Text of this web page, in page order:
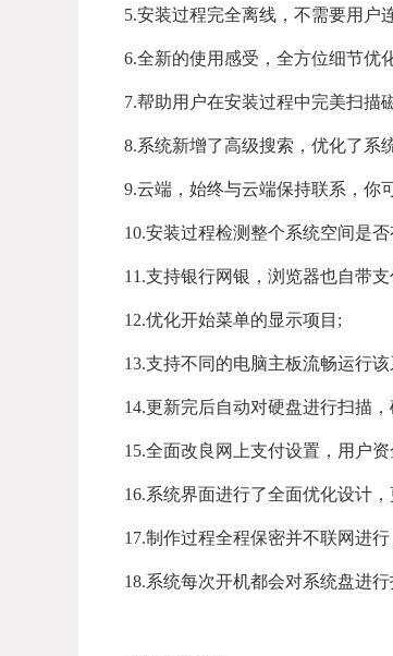
5.安装过程完全离线，不需要用户
6.全新的使用感受，全方位细节优化
7.帮助用户在安装过程中完美扫描
8.系统新增了高级搜索，优化了系
9.云端，始终与云端保持联系，你
10.安装过程检测整个系统空间是
11.支持银行网银，浏览器也自带
12.优化开始菜单的显示项目;
13.支持不同的电脑主板流畅运行该
14.更新完后自动对硬盘进行扫描
15.全面改良网上支付设置，用户资
16.系统界面进行了全面优化设计，
17.制作过程全程保密并不联网进
18.系统每次开机都会对系统盘进